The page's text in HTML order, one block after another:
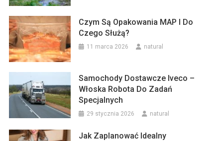
Czym Są Opakowania MAP I Do
Czego Służą?
11 marca 2026 natural
Samochody Dostawcze Iveco –
Włoska Robota Do Zadań
Specjalnych
29 stycznia 2026 natural
Jak Zaplanować Idealny